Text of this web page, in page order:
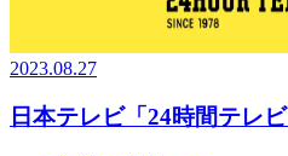
2023.08.27
日本テレビ「24時間テレ